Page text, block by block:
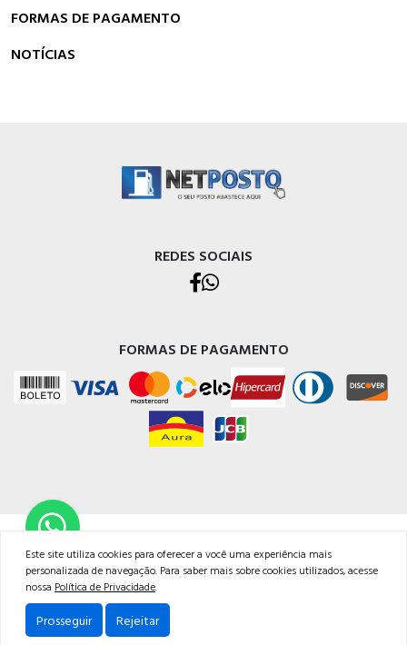
FORMAS DE PAGAMENTO
NOTÍCIAS
REDES SOCIAIS
FORMAS DE PAGAMENTO
Endereço Rua Judithe do Carmo, 29, Bairro Jardim Coliseu - Londrina/PR - CNPJ:
14625201/0001-99<br /><br />Email: atendimento@netposto.com.br<br
/>Whatsapp: 43 99636.4968<br />Fone: 43 3037.1052
Powered by:
Este site utiliza cookies para oferecer a você uma experiência mais
personalizada de navegação. Para saber mais sobre cookies utilizados, acesse
nossa Política de Privacidade.
Prosseguir Rejeitar